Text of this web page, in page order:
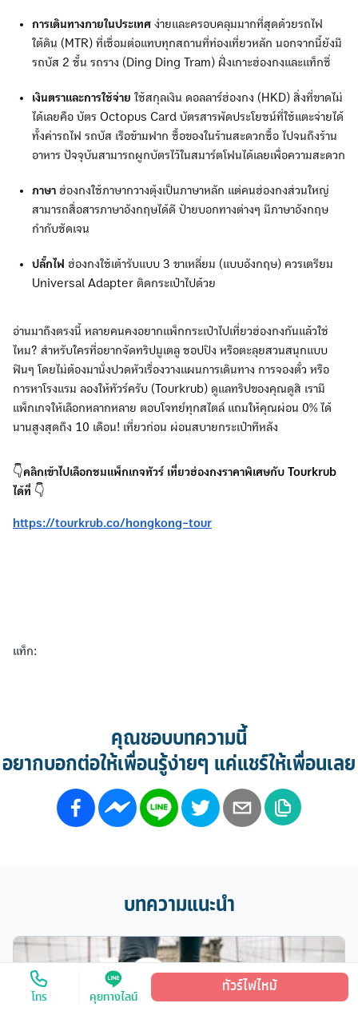
การเดินทางภายในประเทศ ง่ายและครอบคลุมมากที่สุดด้วยรถไฟ
ใต้ดิน (MTR) ที่เชื่อมต่อแทบทุกสถานที่ท่องเที่ยวหลัก นอกจากนี้ยังมี
รถบัส 2 ชั้น รถราง (Ding Ding Tram) ฝั่งเกาะฮ่องกงและแท็กซี่
เงินตราและการใช้จ่าย ใช้สกุลเงิน ดอลลาร์ฮ่องกง (HKD) สิ่งที่ขาดไม่
ได้เลยคือ บัตร Octopus Card บัตรสารพัดประโยชน์ที่ใช้แตะจ่ายได้
ทั้งค่ารถไฟ รถบัส เรือข้ามฟาก ซื้อของในร้านสะดวกซื้อ ไปจนถึงร้าน
อาหาร ปัจจุบันสามารถผูกบัตรไว้ในสมาร์ตโฟนได้เลยเพื่อความสะดวก
ภาษา ฮ่องกงใช้ภาษากวางตุ้งเป็นภาษาหลัก แต่คนฮ่องกงส่วนใหญ่
สามารถสื่อสารภาษาอังกฤษได้ดี ป้ายบอกทางต่างๆ มีภาษาอังกฤษ
กำกับชัดเจน
ปลั๊กไฟ ฮ่องกงใช้เต้ารับแบบ 3 ขาเหลี่ยม (แบบอังกฤษ) ควรเตรียม
Universal Adapter ติดกระเป๋าไปด้วย
อ่านมาถึงตรงนี้ หลายคนคงอยากแพ็กกระเป๋าไปเที่ยวฮ่องกงกันแล้วใช่
ไหม? สำหรับใครที่อยากจัดทริปมูเตลู ชอปปิง หรือตะลุยสวนสนุกแบบ
ฟินๆ โดยไม่ต้องมานั่งปวดหัวเรื่องวางแผนการเดินทาง การจองตั๋ว หรือ
การหาโรงแรม ลองให้ทัวร์ครับ (Tourkrub) ดูแลทริปของคุณดูสิ เรามี
แพ็กเกจให้เลือกหลากหลาย ตอบโจทย์ทุกสไตล์ แถมให้คุณผ่อน 0% ได้
นานสูงสุดถึง 10 เดือน! เที่ยวก่อน ผ่อนสบายกระเป๋าทีหลัง
👇คลิกเข้าไปเลือกชมแพ็กเกจทัวร์ เที่ยวฮ่องกงราคาพิเศษกับ Tourkrub
ได้ที่ 👇
https://tourkrub.co/hongkong-tour
ทัวร์ไฟไหม้
โทร คุยทางไลน์
แท็ก:
คุณชอบบทความนี้
อยากบอกต่อให้เพื่อนรู้ง่ายๆ แค่แชร์ให้เพื่อนเลย
บทความแนะนำ